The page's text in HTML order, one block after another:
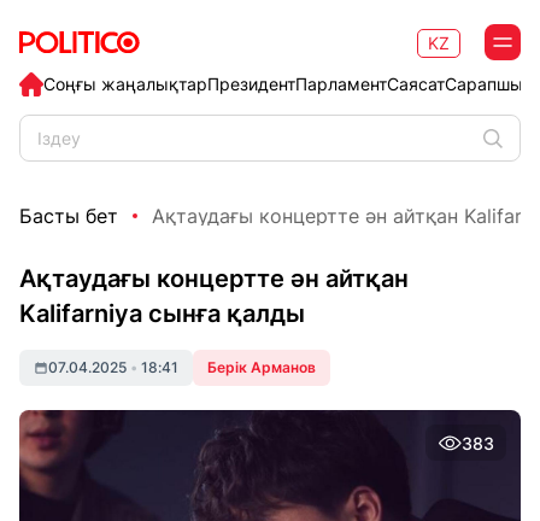
Соңғы жаңалықтарПрезидентПарламентСаясат
KZ
Басты бет Ақтаудағы концертте ән айтқан
Ақтаудағы концертте ән айтқан
Kalifarniya сынға қалды
07.04.2025 • 18:41 Берік Арманов
383